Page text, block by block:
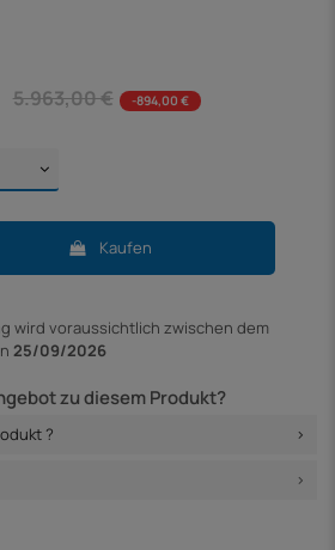
5.963,00 €
-894,00 €
Kaufen
wird voraussichtlich zwischen dem
25/09/2026
zu diesem Produkt?
?